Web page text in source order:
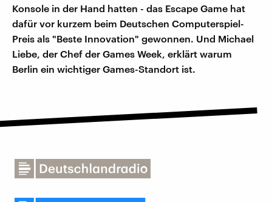
Konsole in der Hand hatten - das Escape Game hat
dafür vor kurzem beim Deutschen Computerspiel-
Preis als "Beste Innovation" gewonnen. Und Michael
Liebe, der Chef der Games Week, erklärt warum
Berlin ein wichtiger Games-Standort ist.